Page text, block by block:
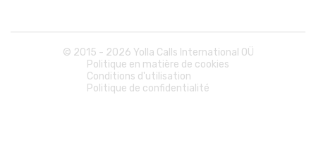
© 2015 - 2026 Yolla Calls International OÜ
Politique en matière de cookies
Conditions d'utilisation
Politique de confidentialité